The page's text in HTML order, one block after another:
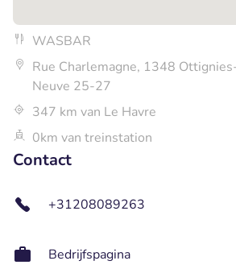
WASBAR
Rue Charlemagne, 1348
Neuve 25-27
347 km van Le Havre
0km van treinstation
Contact
+31208089263
Bedrijfspagina